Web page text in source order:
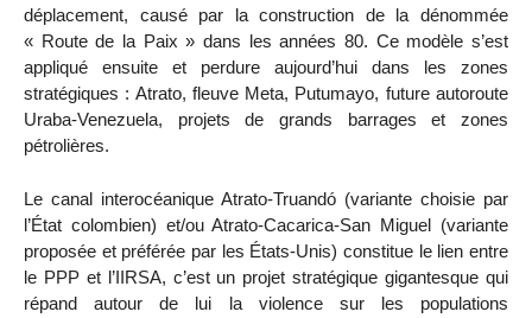
déplacement, causé par la construction de la dénommée
« Route de la Paix » dans les années 80. Ce modèle s’est
appliqué ensuite et perdure aujourd’hui dans les zones
stratégiques : Atrato, fleuve Meta, Putumayo, future autoroute
Uraba-Venezuela, projets de grands barrages et zones
pétrolières.
Le canal interocéanique Atrato-Truandó (variante choisie par
l’État colombien) et/ou Atrato-Cacarica-San Miguel (variante
proposée et préférée par les États-Unis) constitue le lien entre
le PPP et l’IIRSA, c’est un projet stratégique gigantesque qui
répand autour de lui la violence sur les populations